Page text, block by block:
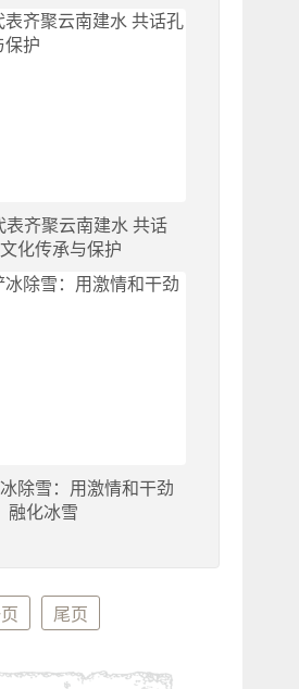
表齐聚云南建水 共话
化传承与保护
除雪：用激情和干劲
融化冰雪
尾页